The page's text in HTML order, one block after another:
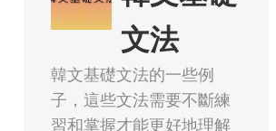
文法
韓文基礎文法的一些例
子，這些文法需要不斷練
習和掌握才能更好地理解